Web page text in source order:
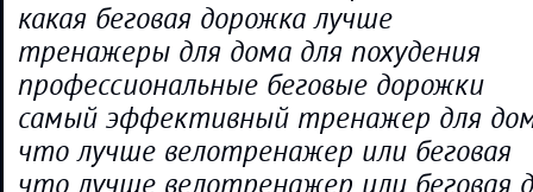
какая беговая дорожка лучше
тренажеры для дома для похудения
профессиональные беговые дорожки
самый эффективный тренажер для
что лучше велотренажер или беговая
что лучше велотренажер или беговая